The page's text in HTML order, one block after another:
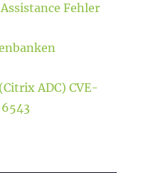
Fehler
ADC) CVE-